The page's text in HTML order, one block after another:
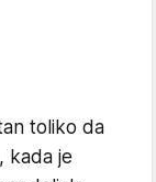
toliko da
kada je